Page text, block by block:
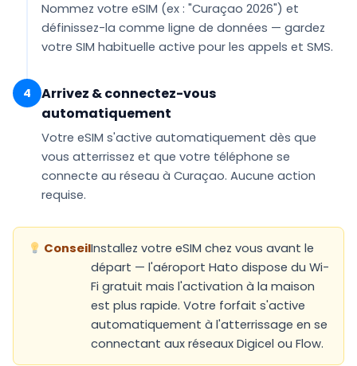
Nommez votre eSIM (ex : "Curaçao 2026") et
définissez-la comme ligne de données — gardez
votre SIM habituelle active pour les appels et SMS.
4
Arrivez & connectez-vous
automatiquement
Votre eSIM s'active automatiquement dès que
vous atterrissez et que votre téléphone se
connecte au réseau à Curaçao. Aucune action
requise.
ConseilInstallez votre eSIM chez vous avant le
départ — l'aéroport Hato dispose du Wi-
Fi gratuit mais l'activation à la maison
est plus rapide. Votre forfait s'active
automatiquement à l'atterrissage en se
connectant aux réseaux Digicel ou Flow.